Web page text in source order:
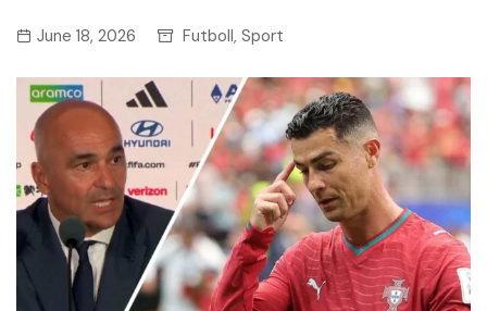
June 18, 2026 Futboll, Sport